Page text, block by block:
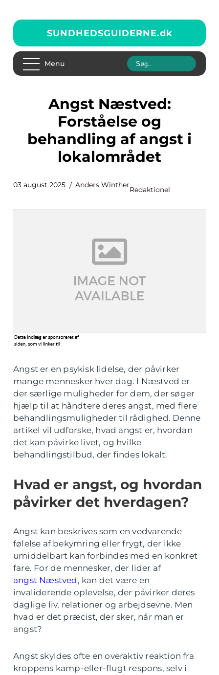
SUNDHEDSGUIDERNE.dk
Menu
Angst Næstved:
Forståelse og
behandling af angst i
lokalområdet
03 august 2025 Anders Winther
Redaktionel
Angst er en psykisk lidelse, der påvirker
mange mennesker hver dag. I Næstved er
der særlige muligheder for dem, der søger
hjælp til at håndtere deres angst, med flere
behandlingsmuligheder til rådighed. Denne
artikel vil udforske, hvad angst er, hvordan
det kan påvirke livet, og hvilke
behandlingstilbud, der findes lokalt.
Hvad er angst, og hvordan
påvirker det hverdagen?
Angst kan beskrives som en vedvarende
følelse af bekymring eller frygt, der ikke
umiddelbart kan forbindes med en konkret
fare. For de mennesker, der lider af
angst Næstved , kan det være en
invaliderende oplevelse, der påvirker deres
daglige liv, relationer og arbejdsevne. Men
hvad er det præcist, der sker, når man er
angst?
Angst skyldes ofte en overaktiv reaktion fra
kroppens kamp-eller-flugt respons, selv i